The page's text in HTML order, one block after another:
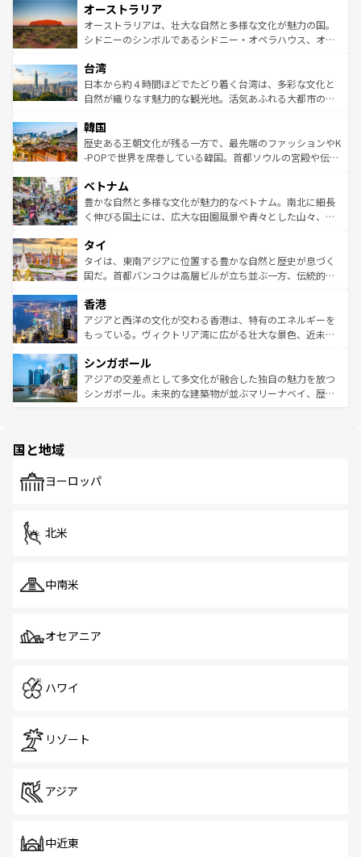
部のニューオーリンズでは、音楽と美食が融合した独特の
文化が魅力。旅行者はアメリカの各地域で異なる魅力を楽
しみながら、その多様性と豊かな歴史を感じることができ
ならではの贅沢な旅のスタイルだ。 なお、新着のアメリカ
情報はコンテンツ一覧を参照してほしい。
ワイ島は見逃せない。また、定番の観光地といえばオアフ
島だが、静かな自然を求めるならマウイ島やカウアイ島が
おすすめ。エメラルドグリーンに輝く海をはじめ、豊かな
れるおもてなしの心で訪れる人々を迎えてくれるハワイの
人々、おいしいローカルフードやハワイアンミュージッ
ク、伝統的なフラダンスなど、すべてがハワイの魅力を彩
ワイを、存分に味わってほしい。 なお、新着のハワイ情報
はコンテンツ一覧を参照してほしい。
オーストラリア
オーストラリアは、壮大な自然と多様な文化が魅力の国。
シドニーのシンボルであるシドニー・オペラハウス、オー
リアリーフや大陸中央部にそびえるウルル（エアーズロッ
ク）、タスマニアの美しい原生林やケアンズの熱帯雨林な
ど、見どころがたくさん。また、カフェやワイン、オージ
いる。アクティビティも充実しており、サーフィンやダイ
ビング、ハイキングなど、アウトドア好きにはたまらな
い。オーストラリアの多彩な魅力を存分に味わいつくそ
参照してほしい。
台湾
日本から約４時間ほどでたどり着く台湾は、多彩な文化と
自然が織りなす魅力的な観光地。活気あふれる大都市の台
ン）、静ひつな山岳地帯である台湾東部など、都市の喧騒
と山間の静けさが共存しており、訪れる人に新しい発見と
驚きをもたらしてくれる。また、奥深い台湾の食文化も魅
容にもいいと評判のスイーツなど、バラエティ豊かな料理
が味わえる。 なお、新着の台湾情報は コンテンツ一覧を参
照してほしい。
韓国
歴史ある王朝文化が残る一方で、最先端のファッションやK
-POPで世界を席巻している韓国。首都ソウルの宮殿や伝統
き、地方に足を延ばせば四季折々の自然美を楽しむことが
できる。そして、キムチや焼肉、絶品のストリートフード
まで、さまざまな韓国料理が待っている。夜には、韓国な
リティに包まれながら、韓国の多彩な魅力を心ゆくまで味
わってみてほしい。 なお、新着の韓国情報はコンテンツ一
覧を参照してほしい。
ベトナム
豊かな自然と多様な文化が魅力的なベトナム。南北に細長
く伸びる国土には、広大な田園風景や青々とした山々、世
急速な発展と共に伝統が息づく。ハノイの古い町並みやホ
ーチミン市のフランス統治時代の建物も、独特の雰囲気を
醸し出している。また、バラエティの豊かさとおいしさで
とつ。フォーやバインミー、ベトナムコーヒーなどは、ぜ
ひ現地で味わいたい。どの地域を訪れてもあたたかい人々
が旅行者を迎えてくれるので、きっと忘れられない旅にな
参照してほしい。
タイ
タイは、東南アジアに位置する豊かな自然と歴史が息づく
国だ。首都バンコクは高層ビルが立ち並ぶ一方、伝統的な
の活気が交差している。北部ではチェンマイなどの山岳地
帯で自然と触れ合い、南部ではプーケットやクラビの美し
いビーチでリゾート気分を楽しむことができる。タイ料理
激する。気候は一年中温暖で、どの季節にも異なる楽しみ
が待っている。親しみやすいタイの人々、仏教を中心とし
た文化、そして多様な観光資源が、訪れる旅人を魅了し続
香港
アジアと西洋の文化が交わる香港は、特有のエネルギーを
もっている。ヴィクトリア湾に広がる壮大な景色、近未来
み、どこを訪れても感動するはず。観光スポットが密集し
ており、効率よく見どころを回れるのも魅力。息をのむよ
うな絶景から文化的な体験まで、香港を存分に楽しみ尽く
シンガポール
アジアの交差点として多文化が融合した独自の魅力を放つ
シンガポール。未来的な建築物が並ぶマリーナベイ、歴史
で、ホーカーズは地元の風情を楽しめる外せないスポット
国と地域
ヨーロッパ
北米
中南米
オセアニア
ハワイ
リゾート
アジア
中近東